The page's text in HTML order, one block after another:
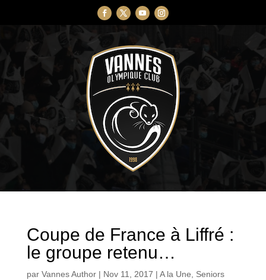
Coupe de France à Liffré :
le groupe retenu…
par Vannes Author| Nov 11, 2017 | A la Une, Seniors